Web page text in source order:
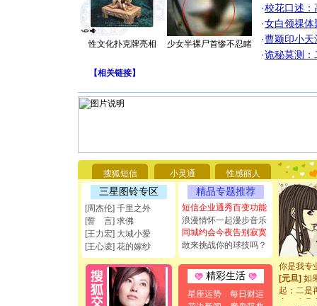
性文化扑克牌亮相 少女半裸尸首惨不忍睹
·校花口述：
·女白领祼体
·曹颖印小天
·诡秘莫测：
【相关链接】
搜狐短信 小灵通 性感丽人
三星图铃专区
[周杰伦] 千里之外
[誓 言] 求佛
[王力宏] 大城小爱
[王心凌] 花的嫁纱
精品专题推荐
短信企业通秀百变功能
浪漫情怀一起漫步音乐
同城约会今夜告别寂寞
敢来挑战你的球技吗？
精彩生活
星座运势
每日财运
你太多，
要平安！
[圣诞节]
能正大光
都要快乐
[圣诞节]
如意,快
[元旦]看
断电。爱
你是我专
[元旦]如
起；二是
离。水晶